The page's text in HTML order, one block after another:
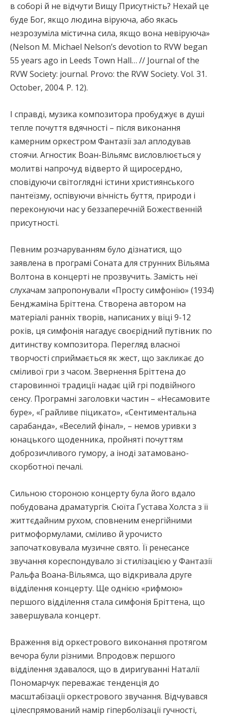
в соборі й не відчути Вищу Присутність? Нехай це
буде Бог, якщо людина віруюча, або якась
незрозуміла містична сила, якщо вона невіруюча»
(Nelson M. Michael Nelson’s devotion to RVW began
55 years ago in Leeds Town Hall… // Journal of the
RVW Society: journal. Provo: the RVW Society. Vol. 31.
October, 2004. P. 12).
І справді, музика композитора пробуджує в душі
тепле почуття вдячності – після виконання
камерним оркестром Фантазії зал аплодував
стоячи. Агностик Воан-Вільямс висловлюється у
молитві напрочуд відверто й щиросердно,
сповідуючи світоглядні істини християнського
пантеїзму, оспівуючи вічність буття, природи і
переконуючи нас у беззаперечній Божественній
присутності.
Певним розчаруванням було дізнатися, що
заявлена в програмі Соната для струнних Вільяма
Волтона в концерті не прозвучить. Замість неї
слухачам запропонували «Просту симфонію» (1934)
Бенджаміна Бріттена. Створена автором на
матеріалі ранніх творів, написаних у віці 9-12
років, ця симфонія нагадує своєрідний путівник по
дитинству композитора. Перегляд власної
творчості сприймається як жест, що закликає до
сміливої гри з часом. Звернення Бріттена до
старовинної традиції надає цій грі подвійного
сенсу. Програмні заголовки частин – «Несамовите
буре», «Грайливе піцикато», «Сентиментальна
сарабанда», «Веселий фінал», – немов уривки з
юнацького щоденника, пройняті почуттям
доброзичливого гумору, а іноді затамовано-
скорботної печалі.
Сильною стороною концерту була його вдало
побудована драматургія. Сюїта Густава Холста з її
життєдайним рухом, сповненим енергійними
ритмоформулами, сміливо й урочисто
започатковувала музичне свято. Її ренесансе
звучання кореспондувало зі стилізацією у Фантазії
Ральфа Воана-Вільямса, що відкривала друге
відділення концерту. Ще однією «рифмою»
першого відділення стала симфонія Бріттена, що
завершувала концерт.
Враження від оркестрового виконання протягом
вечора були різними. Впродовж першого
відділення здавалося, що в диригуванні Наталії
Пономарчук переважає тенденція до
масштабізації оркестрового звучання. Відчувався
цілеспрямований намір гіперболізації гучності,